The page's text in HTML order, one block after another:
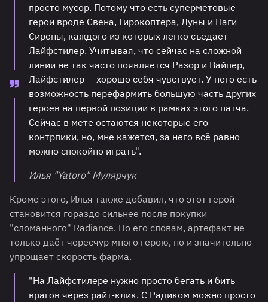
просто мусор. Потому что есть суперметовые
герои вроде Свена, Гирокоптера, Луны и Наги
Сирены, каждого из которых легко съедает
Лайфстилер. Учитывая, что сейчас на сложной
линии не так часто появляется Разор и Вайпер,
Лайфстилер — хорошо себя чувствует. У него есть
возможность перефармить большую часть других
героев на первой позиции в рамках этого патча.
Сейчас в мете остаются некоторые его
контрпики, но, мне кажется, за него всё равно
можно спокойно играть".
Илья "Yatoro" Мулярчук
Кроме этого, Илья также добавил, что этот герой
становится гораздо сильнее после покупки
"сломанного" Radiance. По его словам, артефакт не
только даёт чересчур много герою, но и значительно
упрощает скорость фарма.
"На Лайфстилере нужно просто бегать и бить
врагов через райт-клик. С Радиком можно просто